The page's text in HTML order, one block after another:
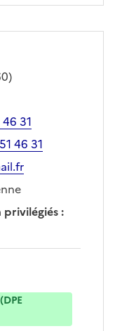
31
46 31
: